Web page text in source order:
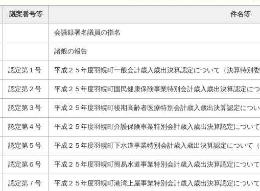
議案番号等 件名等
会議録署名議員の指名
諸般の報告
認定第１号 平成２５年度羽幌町一般会計歳入歳出決算認定について（決算特別
認定第２号 平成２５年度羽幌町国民健康保険事業特別会計歳入歳出決算認定に
認定第３号 平成２５年度羽幌町後期高齢者医療特別会計歳入歳出決算認定につ
認定第４号 平成２５年度羽幌町介護保険事業特別会計歳入歳出決算認定につい
認定第５号 平成２５年度羽幌町下水道事業特別会計歳入歳出決算認定について
認定第６号 平成２５年度羽幌町簡易水道事業特別会計歳入歳出決算認定につい
認定第７号 平成２５年度羽幌町港湾上屋事業特別会計歳入歳出決算認定につい